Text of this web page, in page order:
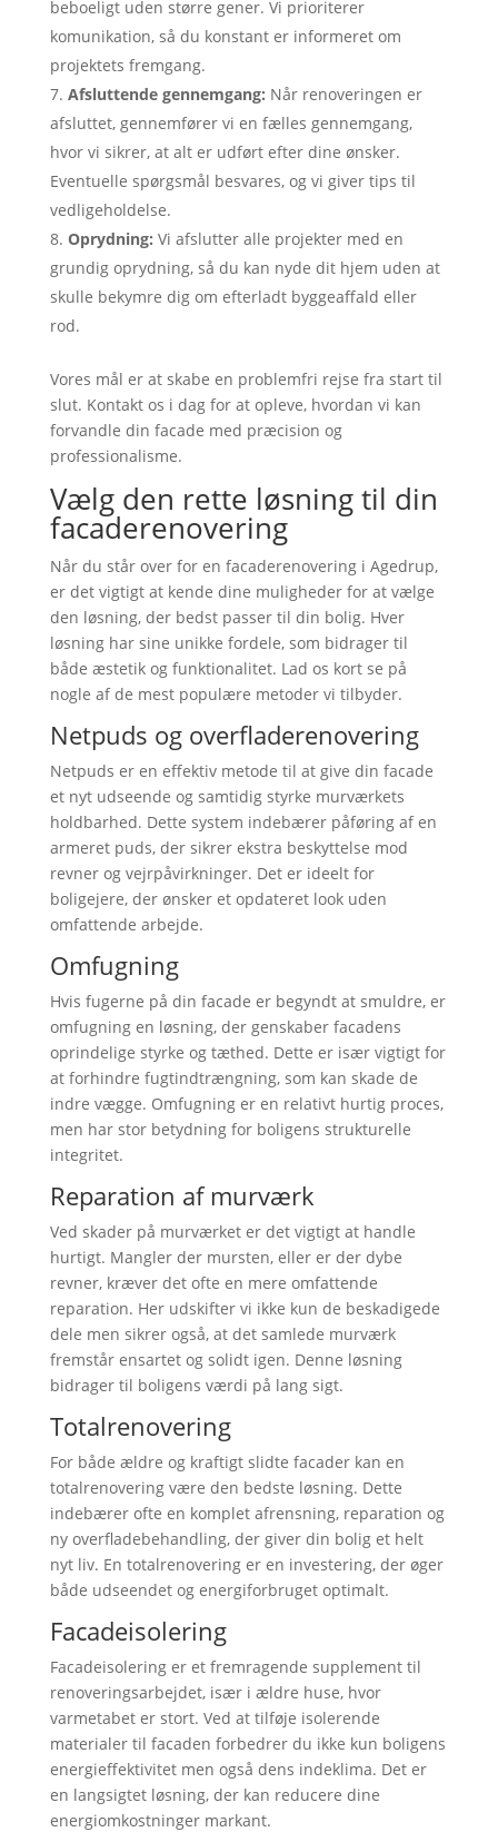
beboeligt uden større gener. Vi prioriterer
komunikation, så du konstant er informeret om
projektets fremgang.
Afsluttende gennemgang: Når renoveringen er
afsluttet, gennemfører vi en fælles gennemgang,
hvor vi sikrer, at alt er udført efter dine ønsker.
Eventuelle spørgsmål besvares, og vi giver tips til
vedligeholdelse.
Oprydning: Vi afslutter alle projekter med en
grundig oprydning, så du kan nyde dit hjem uden at
skulle bekymre dig om efterladt byggeaffald eller
rod.
Vores mål er at skabe en problemfri rejse fra start til
slut. Kontakt os i dag for at opleve, hvordan vi kan
forvandle din facade med præcision og
professionalisme.
Vælg den rette løsning til din
facaderenovering
Når du står over for en facaderenovering i Agedrup,
er det vigtigt at kende dine muligheder for at vælge
den løsning, der bedst passer til din bolig. Hver
løsning har sine unikke fordele, som bidrager til
både æstetik og funktionalitet. Lad os kort se på
nogle af de mest populære metoder vi tilbyder.
Netpuds og overfladerenovering
Netpuds er en effektiv metode til at give din facade
et nyt udseende og samtidig styrke murværkets
holdbarhed. Dette system indebærer påføring af en
armeret puds, der sikrer ekstra beskyttelse mod
revner og vejrpåvirkninger. Det er ideelt for
boligejere, der ønsker et opdateret look uden
omfattende arbejde.
Omfugning
Hvis fugerne på din facade er begyndt at smuldre, er
omfugning en løsning, der genskaber facadens
oprindelige styrke og tæthed. Dette er især vigtigt for
at forhindre fugtindtrængning, som kan skade de
indre vægge. Omfugning er en relativt hurtig proces,
men har stor betydning for boligens strukturelle
integritet.
Reparation af murværk
Ved skader på murværket er det vigtigt at handle
hurtigt. Mangler der mursten, eller er der dybe
revner, kræver det ofte en mere omfattende
reparation. Her udskifter vi ikke kun de beskadigede
dele men sikrer også, at det samlede murværk
fremstår ensartet og solidt igen. Denne løsning
bidrager til boligens værdi på lang sigt.
Totalrenovering
For både ældre og kraftigt slidte facader kan en
totalrenovering være den bedste løsning. Dette
indebærer ofte en komplet afrensning, reparation og
ny overfladebehandling, der giver din bolig et helt
nyt liv. En totalrenovering er en investering, der øger
både udseendet og energiforbruget optimalt.
Facadeisolering
Facadeisolering er et fremragende supplement til
renoveringsarbejdet, især i ældre huse, hvor
varmetabet er stort. Ved at tilføje isolerende
materialer til facaden forbedrer du ikke kun boligens
energieffektivitet men også dens indeklima. Det er
en langsigtet løsning, der kan reducere dine
energiomkostninger markant.